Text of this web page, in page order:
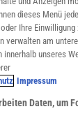
dieses Menü
Ihre
verwalten am
innerhalb unseres
Impressum
Daten, um